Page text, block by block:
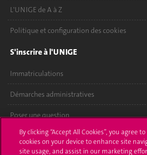
L'UNIGE de A à Z
Politique et configuration des cookies
S'inscrire à l'UNIGE
Immatriculations
Démarches administratives
Poser une question
L'UNIGE vous informe
By clicking “Accept All Cookies”, you agree
cookies on your device to enhance site
site usage, and assist in our marketing